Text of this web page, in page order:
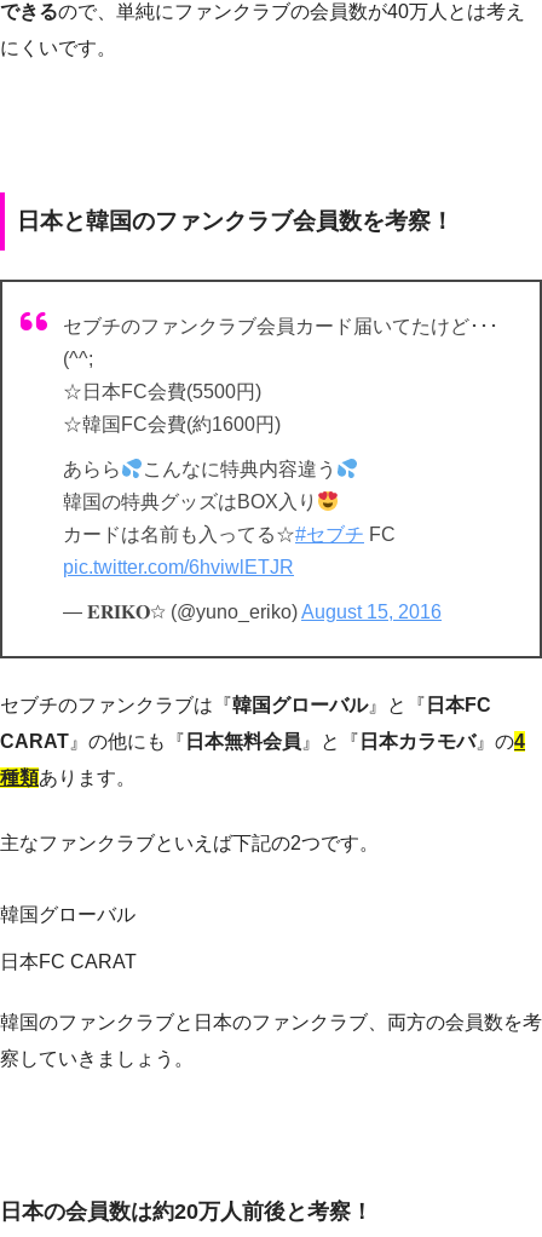
できるので、単純にファンクラブの会員数が40万人とは考え
にくいです。
日本と韓国のファンクラブ会員数を考察！
セブチのファンクラブ会員カード届いてたけど･･･
(^^;
☆日本FC会費(5500円)
☆韓国FC会費(約1600円)
あらら
こんなに特典内容違う
韓国の特典グッズはBOX入り
カードは名前も入ってる☆#セブチ FC
pic.twitter.com/6hviwlETJR
— 𝐄𝐑𝐈𝐊𝐎☆ (@yuno_eriko)August 15, 2016
セブチのファンクラブは『韓国グローバル』と『 日本FC
CARAT 』の他にも『 日本無料会員 』と『 日本カラモバ』の4
種類あります。
主なファンクラブといえば下記の2つです。
韓国グローバル
日本FC CARAT
韓国のファンクラブと日本のファンクラブ、両方の会員数を考
察していきましょう。
日本の会員数は約20万人前後と考察！